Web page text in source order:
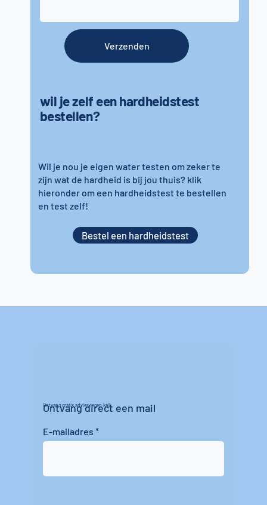
wil je zelf een hardheidstest
bestellen?
Wil je nou je eigen water testen om zeker te
zijn wat de hardheid is bij jou thuis? klik
hieronder om een hardheidstest te bestellen
en test zelf!
Verzenden
Bestel een hardheidstest
Ontvang gratis advies tegen kalk
Ontvang direct een mail
E-mailadres